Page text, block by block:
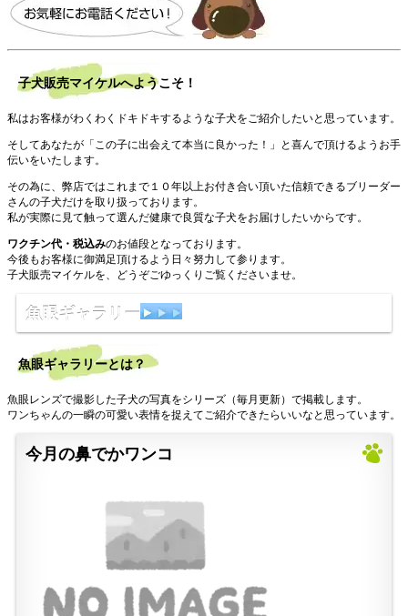
子犬販売マイケルへようこそ！
私はお客様がわくわくドキドキするような子犬をご紹介したいと思っています。
そしてあなたが「この子に出会えて本当に良かった！」と喜んで頂けるようお手
伝いをいたします。
その為に、弊店ではこれまで１０年以上お付き合い頂いた信頼できるブリーダー
さんの子犬だけを取り扱っております。
私が実際に見て触って選んだ健康で良質な子犬をお届けしたいからです。
ワクチン代・税込みのお値段となっております。
今後もお客様に御満足頂けるよう日々努力して参ります。
子犬販売マイケルを、どうぞごゆっくりご覧くださいませ。
魚眼ギャラリー
魚眼ギャラリーとは？
魚眼レンズで撮影した子犬の写真をシリーズ（毎月更新）で掲載します。
ワンちゃんの一瞬の可愛い表情を捉えてご紹介できたらいいなと思っています。
今月の鼻でかワンコ